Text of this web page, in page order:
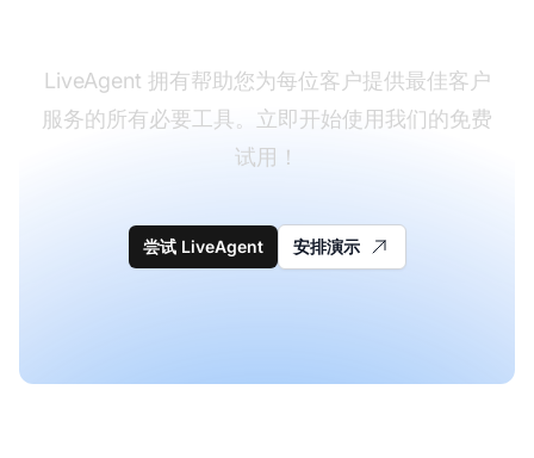
LiveAgent 拥有帮助您为每位客户提供最佳客户
服务的所有必要工具。立即开始使用我们的免费
试用！
尝试 LiveAgent 安排演示